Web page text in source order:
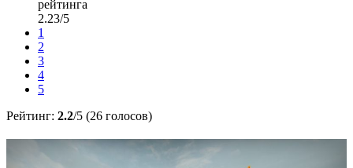
рейтинга
2.23/5
1
2
3
4
5
Рейтинг: 2.2/5 (26 голосов)